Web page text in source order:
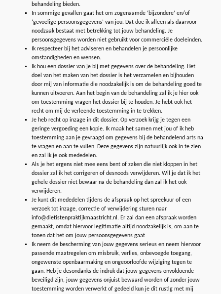
behandeling bieden.
In sommige gevallen gaat het om zogenaamde ‘bijzondere’ en/of
‘gevoelige persoonsgegevens’ van jou. Dat doe ik alleen als daarvoor
noodzaak bestaat met betrekking tot jouw behandeling. Je
persoonsgegevens worden niet gebruikt voor commerciële doeleinden.
Ik respecteer bij het adviseren en behandelen je persoonlijke
omstandigheden en wensen.
Ik hou een dossier van je bij met gegevens over de behandeling. Het
doel van het maken van het dossier is het verzamelen en bijhouden
door mij van informatie die noodzakelijk is om de behandeling goed te
kunnen uitvoeren. Aan het begin van de behandeling zal ik je hier ook
om toestemming vragen het dossier bij te houden. Je hebt ook het
recht om mij de verleende toestemming in te trekken.
Je heb recht op inzage in dit dossier. Op verzoek krijg je tegen een
geringe vergoeding een kopie. Ik maak het samen met jou of ik heb
toestemming aan je gevraagd om gegevens bij de behandelend arts na
te vragen en aan te vullen. Deze gegevens zijn natuurlijk ook in te zien
en zal ik je ook mededelen.
Als je het ergens niet mee eens bent of zaken die niet kloppen in het
dossier zal ik het corrigeren of desnoods verwijderen. Wil je dat ik het
gehele dossier niet bewaar na de behandeling dan zal ik het ook
verwijderen.
Je kunt dit mededelen tijdens de afspraak op het spreekuur of een
verzoek tot inzage, correctie of verwijdering sturen naar
info@dietistenpraktijkmaastricht.nl. Er zal dan een afspraak worden
gemaakt, omdat hiervoor legitimatie altijd noodzakelijk is, om aan te
tonen dat het om jouw persoonsgegevens gaat
Ik neem de bescherming van jouw gegevens serieus en neem hiervoor
passende maatregelen om misbruik, verlies, onbevoegde toegang,
ongewenste openbaarmaking en ongeoorloofde wijziging tegen te
gaan. Heb je desondanks de indruk dat jouw gegevens onvoldoende
beveiligd zijn, jouw gegevens onjuist bewaard worden of zonder jouw
toestemming worden verwerkt of gedeeld kun je dit rustig met mij